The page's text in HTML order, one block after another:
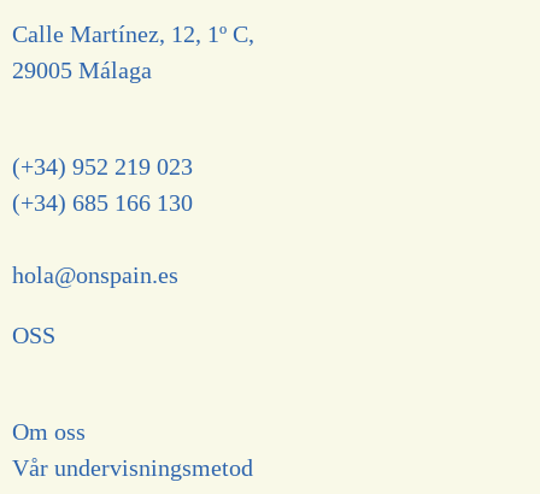
Calle Martínez, 12, 1º C,
29005 Málaga
(+34) 952 219 023
(+34) 685 166 130
hola@onspain.es
OSS
Om oss
Vår undervisningsmetod